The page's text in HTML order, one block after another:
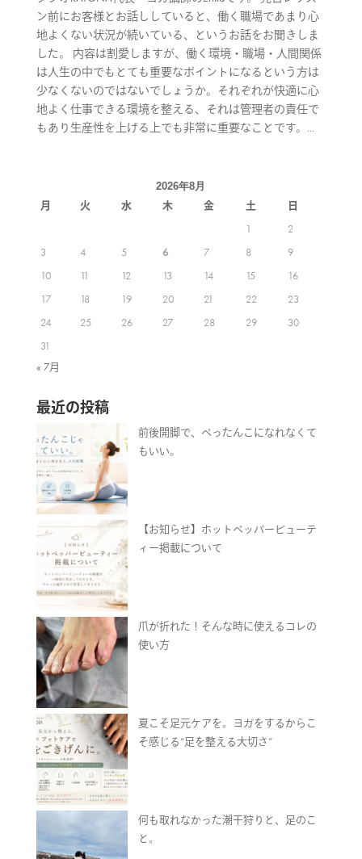
ン前にお客様とお話ししていると、働く職場であまり心
地よくない状況が続いている、というお話をお聞きしま
した。 内容は割愛しますが、働く環境・職場・人間関係
は人生の中でもとても重要なポイントになるという方は
少なくないのではないでしょうか。それぞれが快適に心
地よく仕事できる環境を整える、それは管理者の責任で
もあり生産性を上げる上でも非常に重要なことです。...
2026年8月
月 火 水 木 金 土
日
1
2
3
4 5 6 7 8
9
10
11 12 13 14 15
16
17
18 19 20 21 22
23
24
25 26 27 28 29
30
31
« 7月
最近の投稿
前後開脚で、ぺったんこになれなくて
もいい。
【お知らせ】ホットペッパービューテ
ィー掲載について
爪が折れた！そんな時に使えるコレの
使い方
夏こそ足元ケアを。ヨガをするからこ
そ感じる“足を整える大切さ”
何も取れなかった潮干狩りと、足のこ
と。